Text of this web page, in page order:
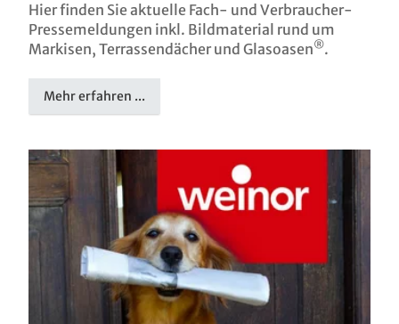
Hier finden Sie aktuelle Fach- und Verbraucher-
Pressemeldungen inkl. Bildmaterial rund um
Markisen, Terrassendächer und Glasoasen®.
Mehr erfahren ...